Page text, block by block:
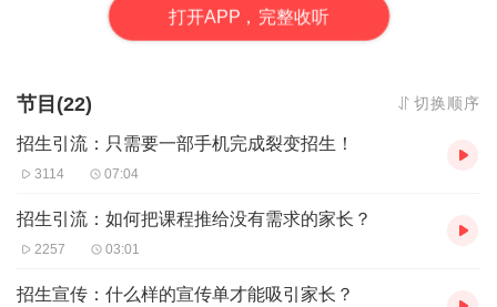
打开APP，完整收听
节目(22) 切换顺序
招生引流：只需要一部手机完成裂变招生！
3114 07:04
招生引流：如何把课程推给没有需求的家长？
2257 03:01
招生宣传：什么样的宣传单才能吸引家长？